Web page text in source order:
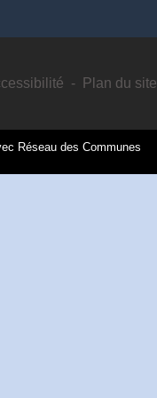
- Plan du site
Réseau des Communes